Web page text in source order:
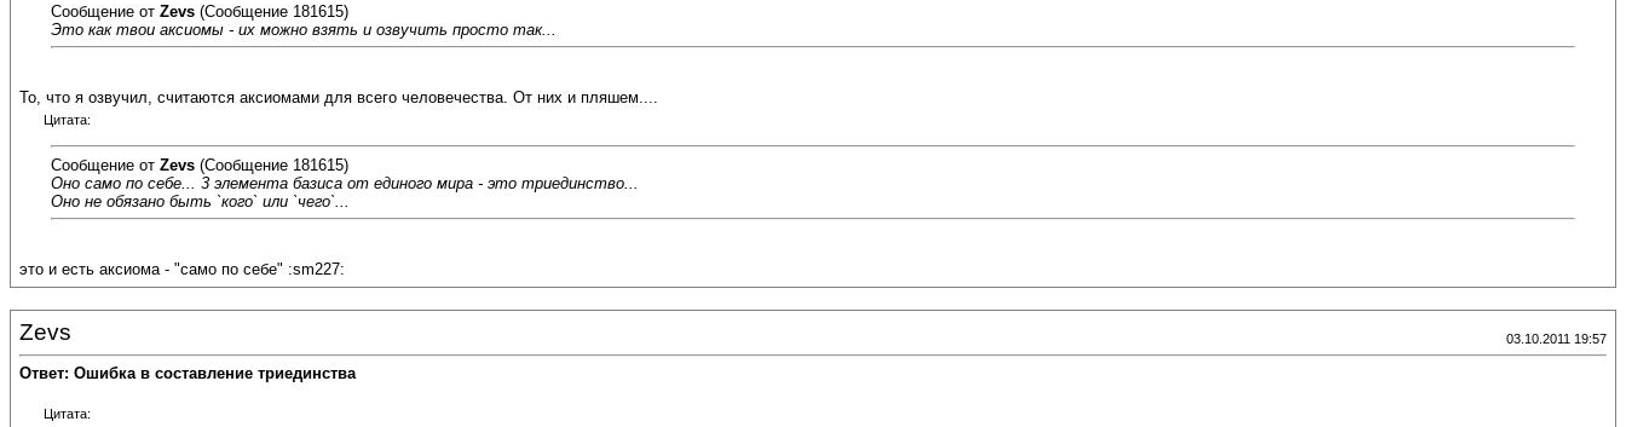
Сообщение от Zevs (Сообщение 181615)
Это как твои аксиомы - их можно взять и озвучить просто так...
То, что я озвучил, считаются аксиомами для всего человечества. От них и пляшем....
Цитата:
Сообщение от Zevs (Сообщение 181615)
Оно само по себе... 3 элемента базиса от единого мира - это триединство...
Оно не обязано быть `кого` или `чего`...
это и есть аксиома - "само по себе" :sm227:
Zevs 03.10.2011 19:57
Ответ: Ошибка в составление триединства
Цитата: